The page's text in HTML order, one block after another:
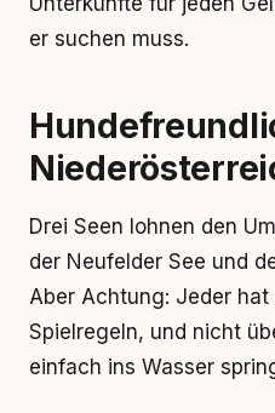
er suchen muss.
Drei Seen lohnen den
der Neufelder See und
Aber Achtung: Jeder hat
Spielregeln, und nicht
einfach ins Wasser